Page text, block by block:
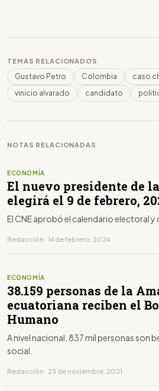
TEMAS RELACIONADOS
Gustavo Petro Colombia
caso
vinicio alvarado
candidato
NOTAS RELACIONADAS
ECONOMÍA
El nuevo presidente de
elegirá el 9 de febrero,
El CNE aprobó el calendario electoral
Redacción · 14 de febrero, 2024
ECONOMÍA
38.159 personas de la
ecuatoriana reciben el
Humano
A nivel nacional, 837 mil personas son
social.
Redacción · 23 de noviembre, 2021